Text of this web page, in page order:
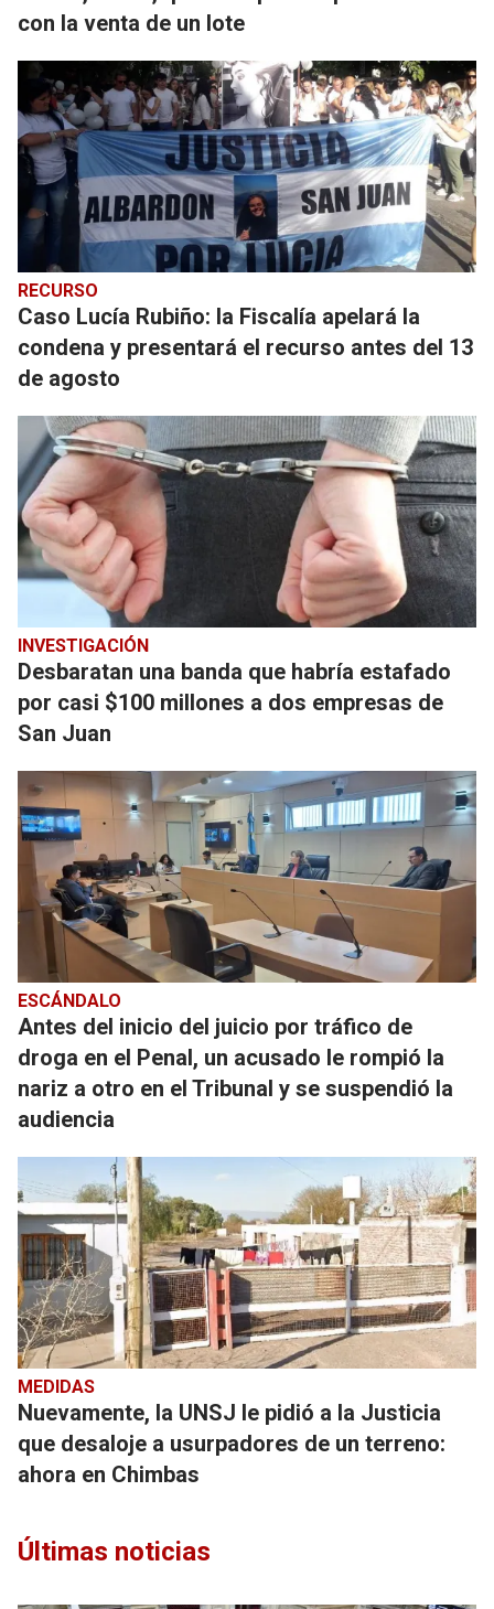
con la venta de un lote
RECURSO
Caso Lucía Rubiño: la Fiscalía apelará la
condena y presentará el recurso antes del 13
de agosto
INVESTIGACIÓN
Desbaratan una banda que habría estafado
por casi $100 millones a dos empresas de
San Juan
ESCÁNDALO
Antes del inicio del juicio por tráfico de
droga en el Penal, un acusado le rompió la
nariz a otro en el Tribunal y se suspendió la
audiencia
MEDIDAS
Nuevamente, la UNSJ le pidió a la Justicia
que desaloje a usurpadores de un terreno:
ahora en Chimbas
Últimas noticias